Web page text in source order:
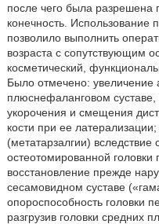
после чего была
конечность. Использование
позволило выполнить
возраста с сопутствующим
косметический,
Было отмечено:
плюснефаланговом суставе,
укорочения и смещения
кости при ее
(метатарзалгии)
остеотомированной
восстановление прежде
сесамовидном суставе
опороспособность головки
разгрузив головки средних